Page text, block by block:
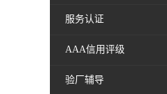
服务认证
AAA信用评级
验厂辅导